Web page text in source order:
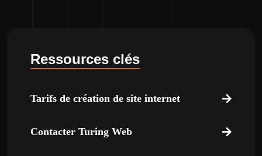
Ressources clés
Tarifs de création de site internet
Contacter Turing Web